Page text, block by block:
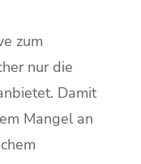
zum
nur die
Damit
Mangel an